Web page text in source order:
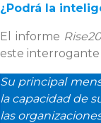
¿Podrá la
El informe
este interrogante
Su principal
la capacidad de
las